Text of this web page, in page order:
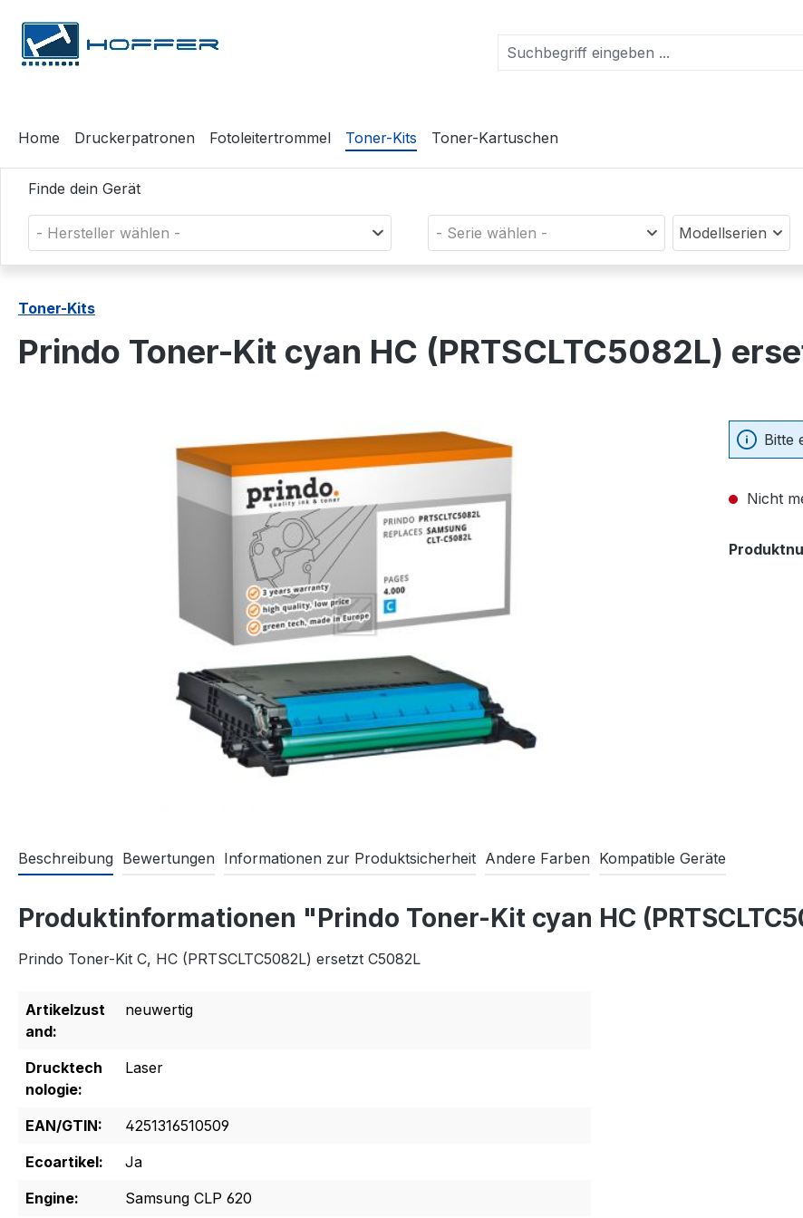
Hauptinhalt springen
Zur Suche springen
Zur Hauptnavigation springen
Home Druckerpatronen Fotoleitertrommel Toner-Kits Toner-Kartuschen
Finde dein Gerät
- Hersteller wählen - - Serie wählen - Modellserien
Toner-Kits
Prindo Toner-Kit cyan HC (PRTSCLTC5082L)
Bitte
Nicht
Beschreibung Bewertungen Informationen zur Produktsicherheit Andere Farben Kompatible Geräte
Produktinformationen "Prindo Toner-Kit cyan HC
Prindo Toner-Kit C, HC (PRTSCLTC5082L) ersetzt C5082L
Artikelzust
and:
neuwertig
Drucktech
nologie:
Laser
EAN/GTIN:
4251316510509
Ecoartikel:
Ja
Engine:
Samsung CLP 620